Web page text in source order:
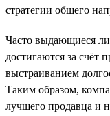
стратегии общего
Часто выдающиеся
достигаются за счёт
выстраиванием
Таким образом,
лучшего продавца и